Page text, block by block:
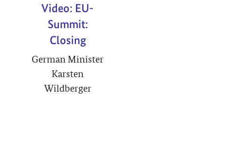
Video: EU-
Summit:
Closing
German Minister
Karsten
Wildberger